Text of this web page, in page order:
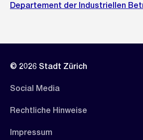
Departement der Industriellen
© 2026 Stadt Zürich
Social Media
Rechtliche Hinweise
Impressum